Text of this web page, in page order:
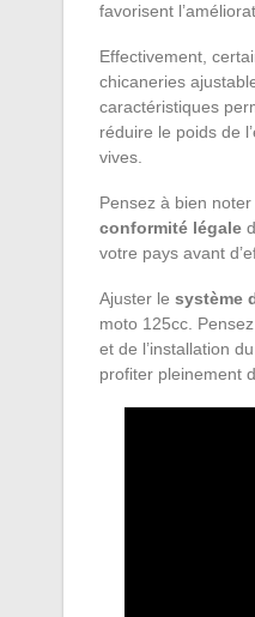
favorisent
Effectivement,
chicaneries
caractéristiques
réduire le poids de
vives.
Pensez à bien
conformité légale
votre pays avant
Ajuster le système
moto 125cc.
et de l’installation
profiter pleinement